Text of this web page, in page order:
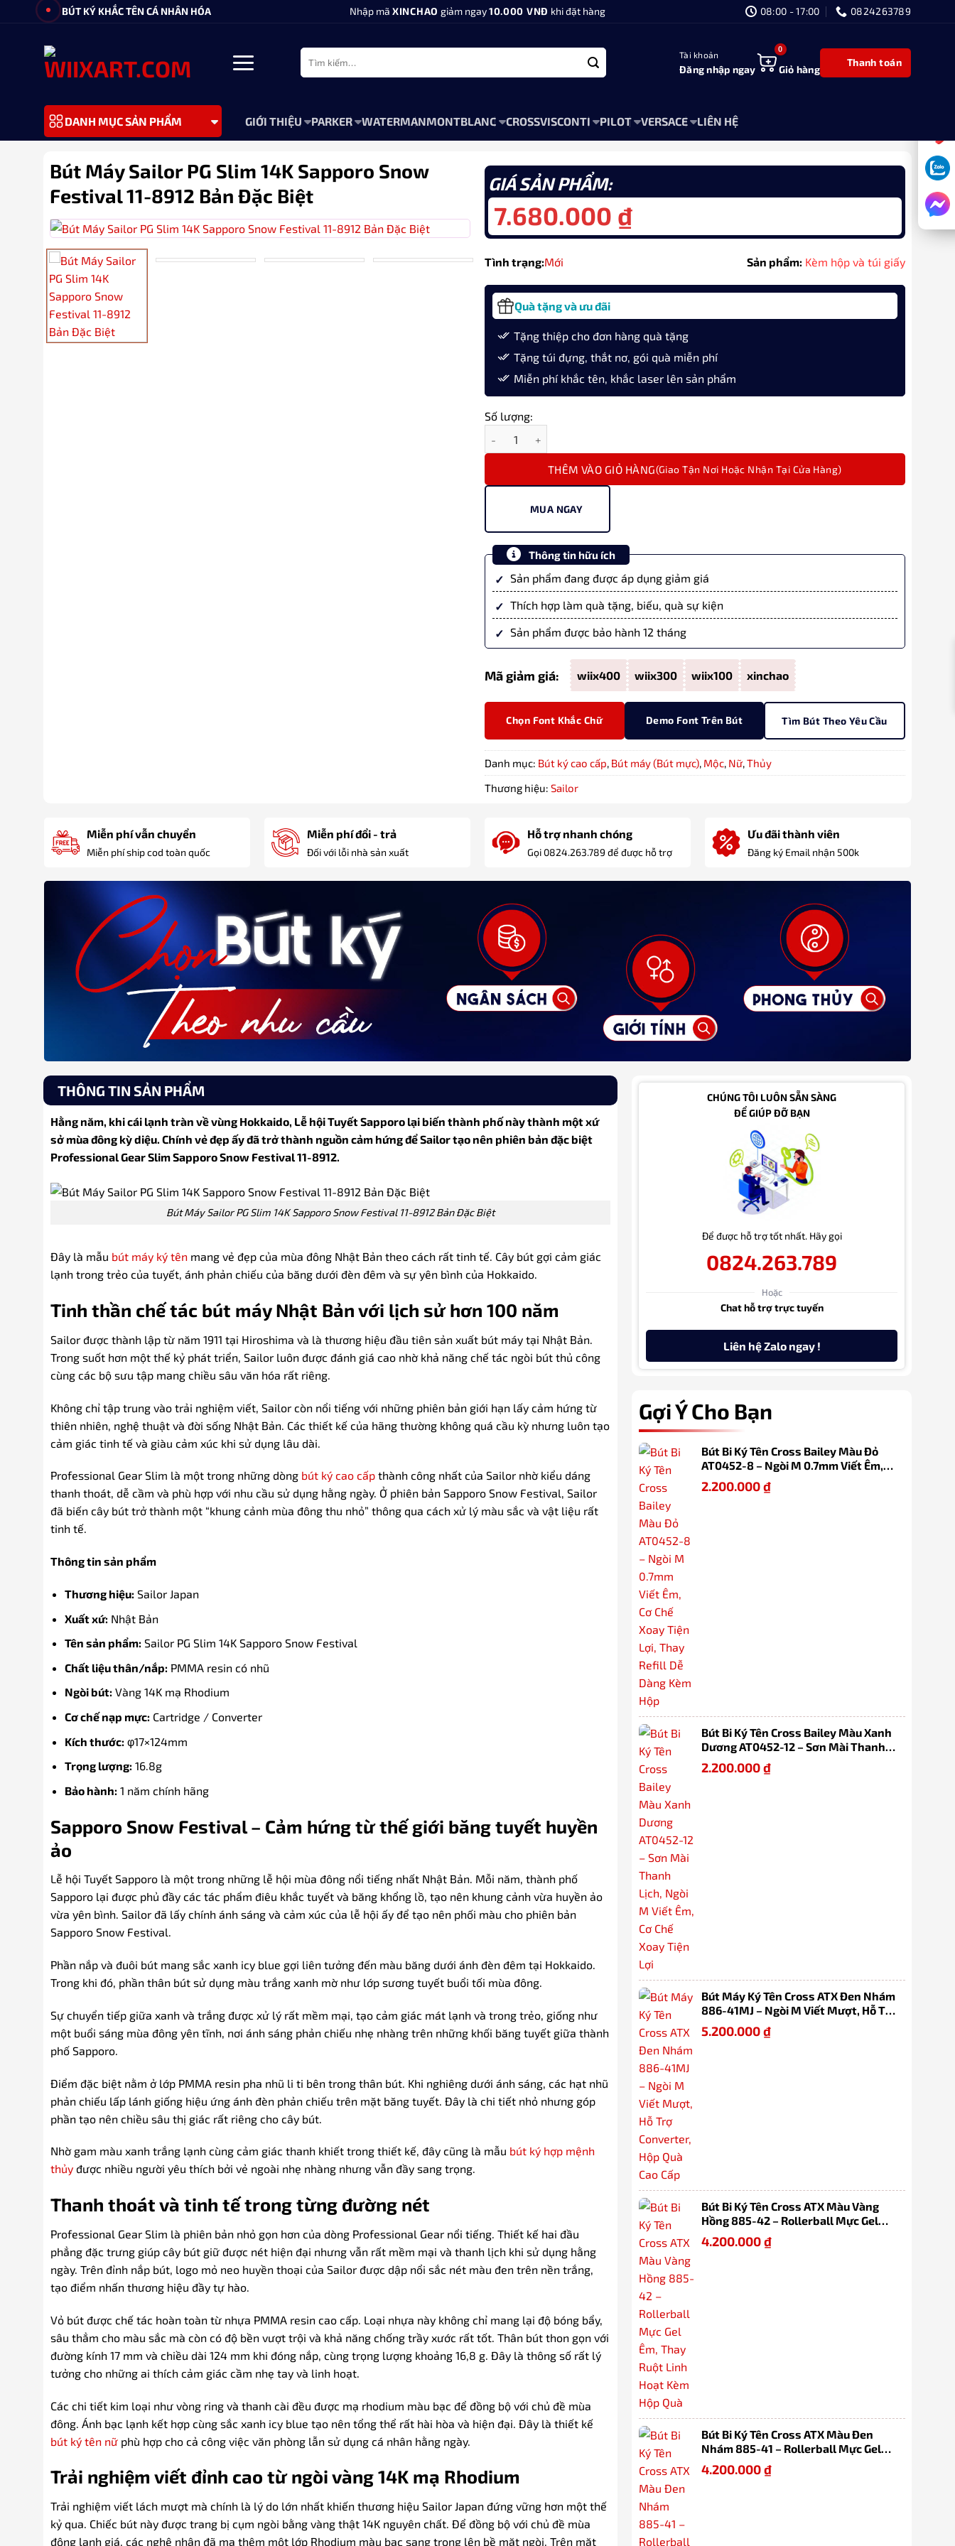
BÚT KÝ KHẮC TÊN CÁ NHÂN HÓA Nhập mãXINCHAO giảm ngay10.000 VNĐ khi đặt hàng 08:00 - 17:00 0824263789
Tìm
kiếm:
Tài khoản
Đăng nhập ngay Giỏ hàng
Thanh toán
DANH MỤC SẢN PHẨM GIỚI THIỆU PARKER WATERMANMONTBLANC CROSSVISCONTI PILOT VERSACE LIÊN HỆ
Bút Máy Sailor PG Slim 14K Sapporo Snow
Festival 11-8912 Bản Đặc Biệt
GIÁ SẢN PHẨM:
7.680.000 ₫
Tình trạng:Mới Sản phẩm: Kèm hộp và túi giấy
Quà tặng và ưu đãi
Tặng thiệp cho đơn hàng quà tặng
Tặng túi đựng, thắt nơ, gói quà miễn phí
Miễn phí khắc tên, khắc laser lên sản phẩm
Số lượng:
THÊM VÀO GIỎ HÀNG
MUA NGAY
Thông tin hữu ích
Sản phẩm đang được áp dụng giảm giá
Thích hợp làm quà tặng, biếu, quà sự kiện
Sản phẩm được bảo hành 12 tháng
Mã giảm giá: wiix400 wiix300 wiix100 xinchao
Chọn Font Khắc Chữ Demo Font Trên Bút Tìm Bút Theo Yêu Cầu
Danh mục: Bút ký cao cấp, Bút máy (Bút mực), Mộc, Nữ,Thủy
Thương hiệu: Sailor
Miễn phí vẫn chuyển
Miễn phí ship cod toàn quốc
Miễn phí đổi - trả
Đối với lỗi nhà sản xuất
Hỗ trợ nhanh chóng
Gọi 0824.263.789 để được hỗ trợ
Ưu đãi thành viên
Đăng ký Email nhận 500k
THÔNG TIN SẢN PHẨM
Hằng năm, khi cái lạnh tràn về vùng Hokkaido, Lễ hội Tuyết Sapporo lại biến thành phố này thành một xứ
sở mùa đông kỳ diệu. Chính vẻ đẹp ấy đã trở thành nguồn cảm hứng để Sailor tạo nên phiên bản đặc biệt
Professional Gear Slim Sapporo Snow Festival 11-8912.
Bút Máy Sailor PG Slim 14K Sapporo Snow Festival 11-8912 Bản Đặc Biệt
Đây là mẫu bút máy ký tênmang vẻ đẹp của mùa đông Nhật Bản theo cách rất tinh tế. Cây bút gợi cảm giác
lạnh trong trẻo của tuyết, ánh phản chiếu của băng dưới đèn đêm và sự yên bình của Hokkaido.
Tinh thần chế tác bút máy Nhật Bản với lịch sử hơn 100 năm
Sailor được thành lập từ năm 1911 tại Hiroshima và là thương hiệu đầu tiên sản xuất bút máy tại Nhật Bản.
Trong suốt hơn một thế kỷ phát triển, Sailor luôn được đánh giá cao nhờ khả năng chế tác ngòi bút thủ công
cùng các bộ sưu tập mang chiều sâu văn hóa rất riêng.
Không chỉ tập trung vào trải nghiệm viết, Sailor còn nổi tiếng với những phiên bản giới hạn lấy cảm hứng từ
thiên nhiên, nghệ thuật và đời sống Nhật Bản. Các thiết kế của hãng thường không quá cầu kỳ nhưng luôn tạo
cảm giác tinh tế và giàu cảm xúc khi sử dụng lâu dài.
Professional Gear Slim là một trong những dòng bút ký cao cấpthành công nhất của Sailor nhờ kiểu dáng
thanh thoát, dễ cầm và phù hợp với nhu cầu sử dụng hằng ngày. Ở phiên bản Sapporo Snow Festival, Sailor
đã biến cây bút trở thành một “khung cảnh mùa đông thu nhỏ” thông qua cách xử lý màu sắc và vật liệu rất
tinh tế.
Thông tin sản phẩm
Thương hiệu: Sailor Japan
Xuất xứ: Nhật Bản
Tên sản phẩm: Sailor PG Slim 14K Sapporo Snow Festival
Chất liệu thân/nắp: PMMA resin có nhũ
Ngòi bút: Vàng 14K mạ Rhodium
Cơ chế nạp mực: Cartridge / Converter
Kích thước: φ17×124mm
Trọng lượng: 16.8g
Bảo hành: 1 năm chính hãng
Sapporo Snow Festival – Cảm hứng từ thế giới băng tuyết huyền
ảo
Lễ hội Tuyết Sapporo là một trong những lễ hội mùa đông nổi tiếng nhất Nhật Bản. Mỗi năm, thành phố
Sapporo lại được phủ đầy các tác phẩm điêu khắc tuyết và băng khổng lồ, tạo nên khung cảnh vừa huyền ảo
vừa yên bình. Sailor đã lấy chính ánh sáng và cảm xúc của lễ hội ấy để tạo nên phối màu cho phiên bản
Sapporo Snow Festival.
Phần nắp và đuôi bút mang sắc xanh icy blue gợi liên tưởng đến màu băng dưới ánh đèn đêm tại Hokkaido.
Trong khi đó, phần thân bút sử dụng màu trắng xanh mờ như lớp sương tuyết buổi tối mùa đông.
Sự chuyển tiếp giữa xanh và trắng được xử lý rất mềm mại, tạo cảm giác mát lạnh và trong trẻo, giống như
một buổi sáng mùa đông yên tĩnh, nơi ánh sáng phản chiếu nhẹ nhàng trên những khối băng tuyết giữa thành
phố Sapporo.
Điểm đặc biệt nằm ở lớp PMMA resin pha nhũ li ti bên trong thân bút. Khi nghiêng dưới ánh sáng, các hạt nhũ
phản chiếu lấp lánh giống hiệu ứng ánh đèn phản chiếu trên mặt băng tuyết. Đây là chi tiết nhỏ nhưng góp
phần tạo nên chiều sâu thị giác rất riêng cho cây bút.
Nhờ gam màu xanh trắng lạnh cùng cảm giác thanh khiết trong thiết kế, đây cũng là mẫu bút ký hợp mệnh
thủyđược nhiều người yêu thích bởi vẻ ngoài nhẹ nhàng nhưng vẫn đầy sang trọng.
Thanh thoát và tinh tế trong từng đường nét
Professional Gear Slim là phiên bản nhỏ gọn hơn của dòng Professional Gear nổi tiếng. Thiết kế hai đầu
phẳng đặc trưng giúp cây bút giữ được nét hiện đại nhưng vẫn rất mềm mại và thanh lịch khi sử dụng hằng
ngày. Trên đỉnh nắp bút, logo mỏ neo huyền thoại của Sailor được dập nổi sắc nét màu đen trên nền trắng,
tạo điểm nhấn thương hiệu đầy tự hào.
Vỏ bút được chế tác hoàn toàn từ nhựa PMMA resin cao cấp. Loại nhựa này không chỉ mang lại độ bóng bẩy,
sâu thẳm cho màu sắc mà còn có độ bền vượt trội và khả năng chống trầy xước rất tốt. Thân bút thon gọn với
đường kính 17 mm và chiều dài 124 mm khi đóng nắp, cùng trọng lượng khoảng 16,8 g. Đây là thông số rất lý
tưởng cho những ai thích cảm giác cầm nhẹ tay và linh hoạt.
Các chi tiết kim loại như vòng ring và thanh cài đều được mạ rhodium màu bạc để đồng bộ với chủ đề mùa
đông. Ánh bạc lạnh kết hợp cùng sắc xanh icy blue tạo nên tổng thể rất hài hòa và hiện đại. Đây là thiết kế
bút ký tên nữphù hợp cho cả công việc văn phòng lẫn sử dụng cá nhân hằng ngày.
Trải nghiệm viết đỉnh cao từ ngòi vàng 14K mạ Rhodium
Trải nghiệm viết lách mượt mà chính là lý do lớn nhất khiến thương hiệu Sailor Japan đứng vững hơn một thế
kỷ qua. Chiếc bút này được trang bị cụm ngòi bằng vàng thật 14K nguyên chất. Để đồng bộ với chủ đề mùa
đông lạnh giá, các nghệ nhân đã mạ thêm một lớp Rhodium màu bạc sang trọng lên bề mặt ngòi. Trên mặt
CHÚNG TÔI LUÔN SẴN SÀNG
ĐỂ GIÚP ĐỠ BẠN
Để được hỗ trợ tốt nhất. Hãy gọi
0824.263.789
Hoặc
Chat hỗ trợ trực tuyến
Liên hệ Zalo ngay !
Gợi Ý Cho Bạn
Bút Bi Ký Tên Cross Bailey Màu Đỏ
AT0452-8 – Ngòi M 0.7mm Viết Êm,
Cơ Chế Xoay Tiện Lợi, Thay Refill Dễ
Dàng Kèm Hộp
2.200.000₫
Bút Bi Ký Tên Cross Bailey Màu Xanh
Dương AT0452-12 – Sơn Mài Thanh
Lịch, Ngòi M Viết Êm, Cơ Chế Xoay
Tiện Lợi
2.200.000₫
Bút Máy Ký Tên Cross ATX Đen Nhám
886-41MJ – Ngòi M Viết Mượt, Hỗ Trợ
Converter, Hộp Quà Cao Cấp
5.200.000₫
Bút Bi Ký Tên Cross ATX Màu Vàng
Hồng 885-42 – Rollerball Mực Gel
Êm, Thay Ruột Linh Hoạt Kèm Hộp
Quà
4.200.000₫
Bút Bi Ký Tên Cross ATX Màu Đen
Nhám 885-41 – Rollerball Mực Gel
Êm, Thay Ruột Linh Hoạt Kèm Hộp
Quà Cao Cấp
4.200.000₫